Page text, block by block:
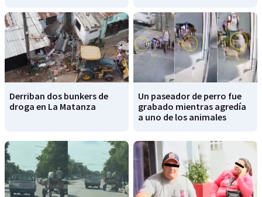
Derriban dos bunkers de
droga en La Matanza
Un paseador de perro fue
grabado mientras agredía
a uno de los animales